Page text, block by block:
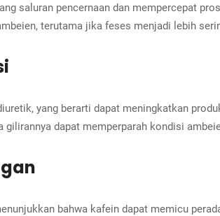
saluran pencernaan dan mempercepat
terutama jika feses menjadi lebih
yang berarti dapat meningkatkan
gilirannya dapat memperparah kondisi
bahwa kafein dapat memicu